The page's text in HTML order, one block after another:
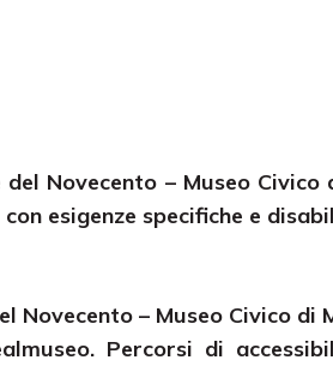
Novecento – Museo
esigenze specifiche e
Novecento – Museo Civico di
Percorsi di